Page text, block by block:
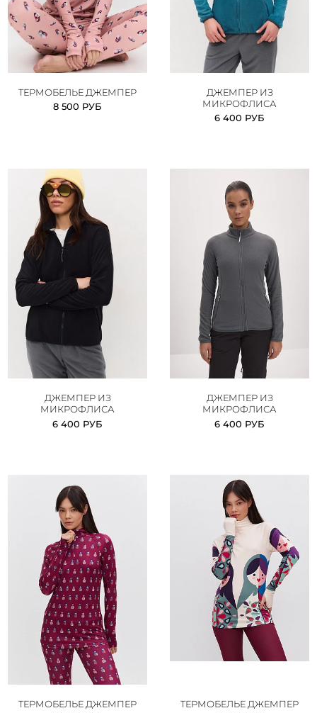
ТЕРМОБЕЛЬЕ ДЖЕМПЕР
8 500 РУБ
ДЖЕМПЕР ИЗ
МИКРОФЛИСА
6 400 РУБ
ДЖЕМПЕР ИЗ
МИКРОФЛИСА
6 400 РУБ
ДЖЕМПЕР ИЗ
МИКРОФЛИСА
6 400 РУБ
ТЕРМОБЕЛЬЕ ДЖЕМПЕР
ТЕРМОБЕЛЬЕ ДЖЕМПЕР